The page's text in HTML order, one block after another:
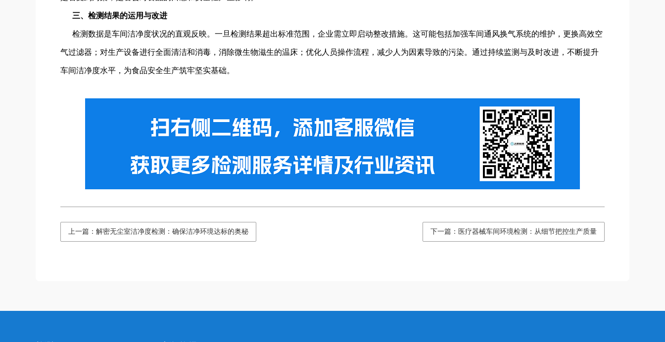
三、检测结果的运用与改进
检测数据是车间洁净度状况的直观反映。一旦检测结果超出标准范围，企业需立即启动整改措施。这可能包括加强车间通风换气系统的维护，更换高效空
气过滤器；对生产设备进行全面清洁和消毒，消除微生物滋生的温床；优化人员操作流程，减少人为因素导致的污染。通过持续监测与及时改进，不断提升
车间洁净度水平，为食品安全生产筑牢坚实基础。
上一篇：解密无尘室洁净度检测：确保洁净环境达标的奥秘 下一篇：医疗器械车间环境检测：从细节把控生产质量